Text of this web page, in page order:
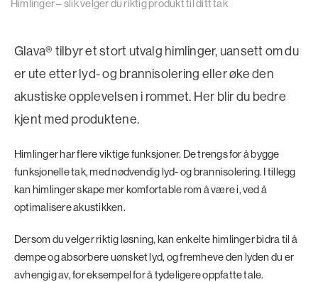
Himlinger – slik velger du riktig produkt til ditt tak
Glava® tilbyr et stort utvalg himlinger, uansett om du
er ute etter lyd- og brannisolering eller øke den
akustiske opplevelsen i rommet. Her blir du bedre
kjent med produktene.
Himlinger har flere viktige funksjoner. De trengs for å bygge
funksjonelle tak, med nødvendig lyd- og brannisolering. I tillegg
kan himlinger skape mer komfortable rom å være i, ved å
optimalisere akustikken.
Dersom du velger riktig løsning, kan enkelte himlinger bidra til å
dempe og absorbere uønsket lyd, og fremheve den lyden du er
avhengig av, for eksempel for å tydeligere oppfatte tale.